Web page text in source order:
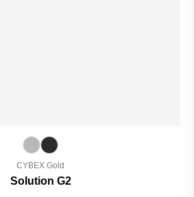
CYBEX Gold
Solution G2